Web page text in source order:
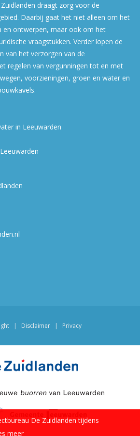
draagt zorg voor de
Daarbij gaat het niet alleen om het
en ontwerpen, maar ook om het
vraagstukken. Verder lopen de
van het verzorgen van de
regelen van vergunningen tot en met
voorzieningen, groen en water en
in Leeuwarden
| Disclaimer | Privacy
De Zuidlanden tijdens
meer